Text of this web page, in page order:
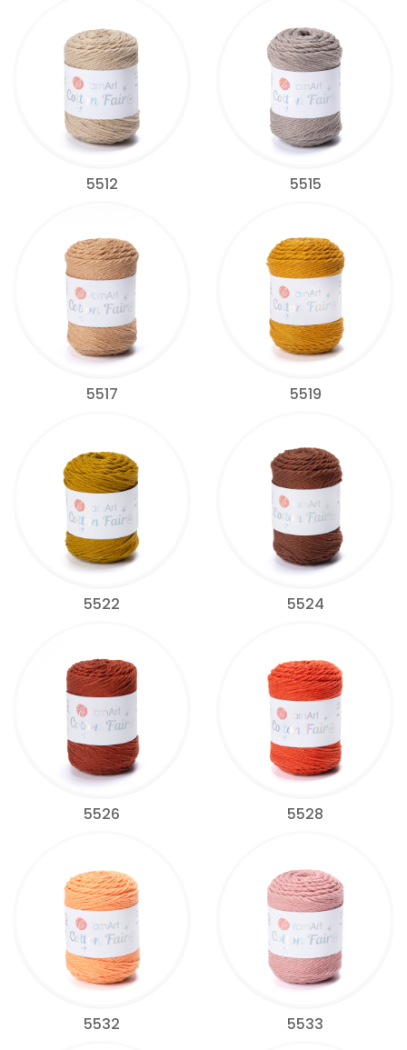
5512 5515
5517 5519
5522 5524
5526 5528
5532 5533